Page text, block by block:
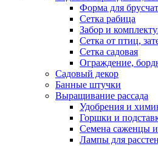
Форма для
Сетка рабица
Забор и
Сетка от птиц,
Сетка садовая
Ограждение,
Садовый декор
Банные штучки
Выращивание рассада
Удобрения и
Горшки и
Семена саженцы и
Лампы для